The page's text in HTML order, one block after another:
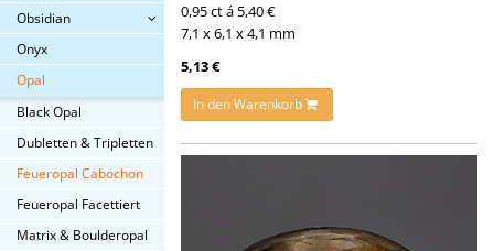
Obsidian
Onyx
Opal
Black Opal
Dubletten & Tripletten
Feueropal Cabochon
Feueropal Facettiert
Matrix & Boulderopal
0,95 ct á 5,40 €
7,1 x 6,1 x 4,1 mm
5,13 €
In den Warenkorb